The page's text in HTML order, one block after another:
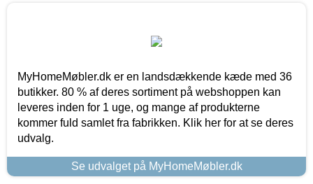
MyHomeMøbler.dk er en landsdækkende kæde med 36
butikker. 80 % af deres sortiment på webshoppen kan
leveres inden for 1 uge, og mange af produkterne
kommer fuld samlet fra fabrikken. Klik her for at se deres
udvalg.
Se udvalget på MyHomeMøbler.dk